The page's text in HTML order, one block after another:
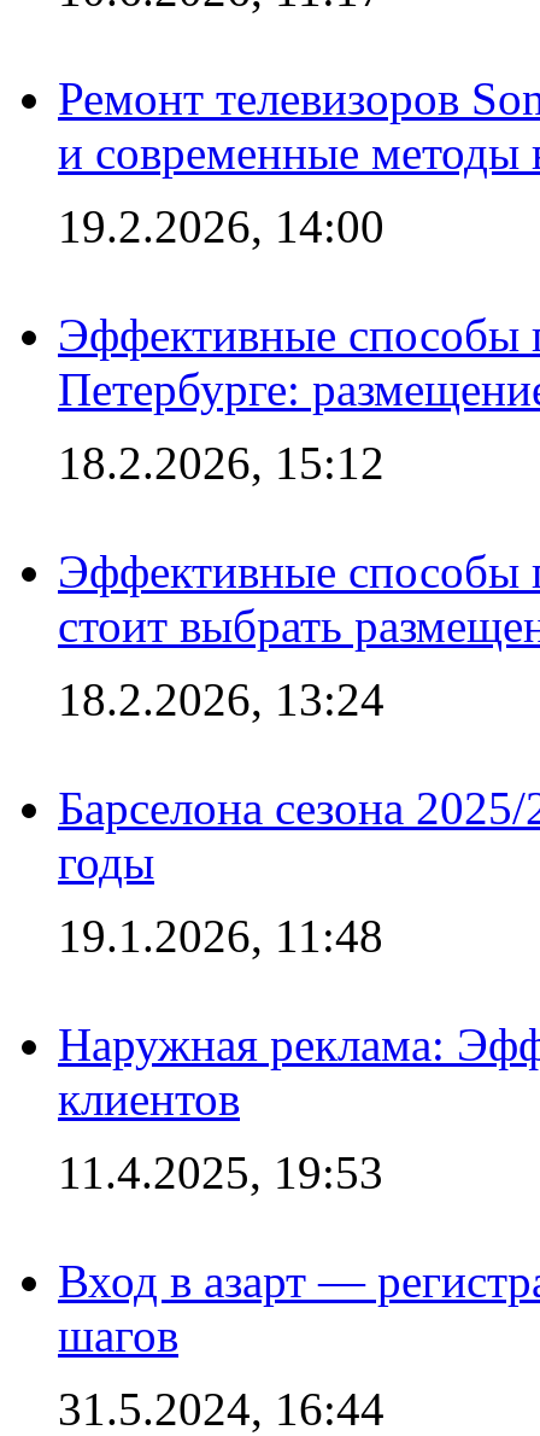
Ремонт телевизоров
и современные методы
19.2.2026, 14:00
Эффективные способы
Петербурге:
18.2.2026, 15:12
Эффективные способы
стоит выбрать
18.2.2026, 13:24
Барселона сезона
годы
19.1.2026, 11:48
Наружная реклама:
клиентов
11.4.2025, 19:53
Вход в азарт —
шагов
31.5.2024, 16:44